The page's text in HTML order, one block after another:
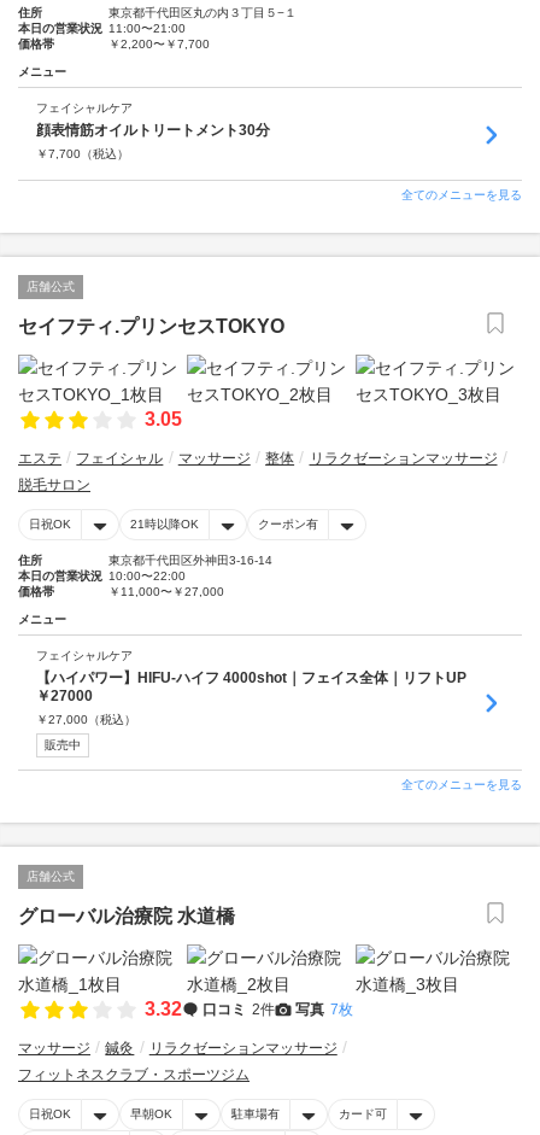
住所
東京都千代田区丸の内３丁目５−１
本日の営業状況 11:00〜21:00
価格帯
￥2,200〜￥7,700
メニュー
フェイシャルケア
顔表情筋オイルトリートメント30分
￥7,700 （税込）
全てのメニューを見る
店舗公式
セイフティ.プリンセスTOKYO
3.05
エステ フェイシャル マッサージ 整体
リラクゼーションマッサージ
脱毛サロン
日祝OK 21時以降OK クーポン有
住所
東京都千代田区外神田3-16-14
本日の営業状況 10:00〜22:00
価格帯
￥11,000〜￥27,000
メニュー
フェイシャルケア
【ハイパワー】HIFU-ハイフ 4000shot｜フェイス全体｜リフトUP
￥27000
￥27,000 （税込）
販売中
全てのメニューを見る
店舗公式
グローバル治療院 水道橋
3.32 口コミ 2件 写真 7枚
マッサージ 鍼灸
リラクゼーションマッサージ
フィットネスクラブ・スポーツジム
日祝OK 早朝OK 駐車場有 カード可